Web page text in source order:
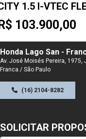
1.5 I-VTEC
R$ 103.900,00
Honda Lago San -
Av. José Moisés Pereira, 1975,
Franca / São Paulo
(16) 2104-8282
SOLICITAR